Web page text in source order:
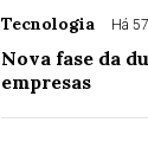
Tecnologia Há
Nova fase da
empresas